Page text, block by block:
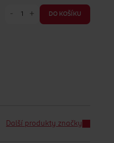
- + DO KOŠÍKU
Další produkty značky